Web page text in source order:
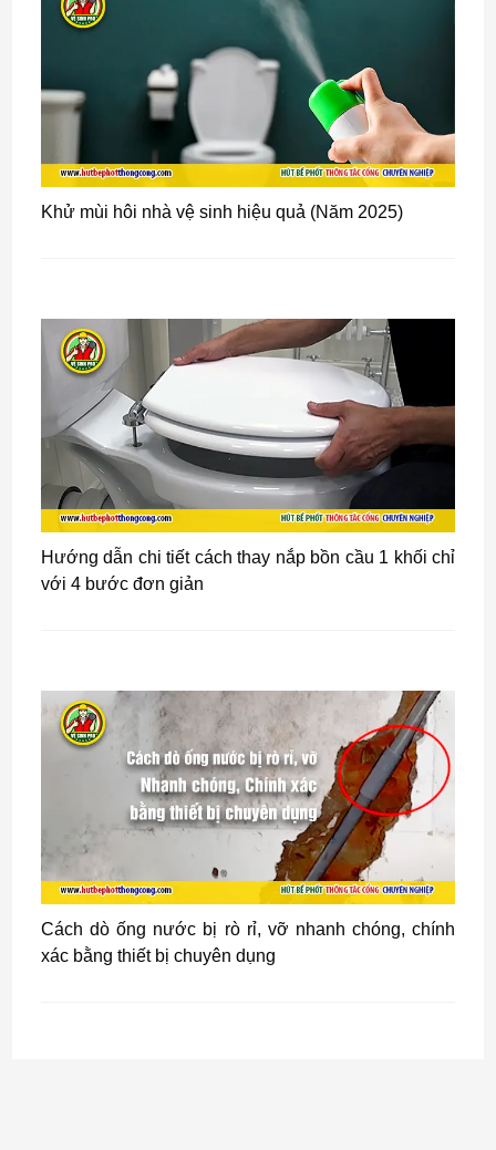
Khử mùi hôi nhà vệ sinh hiệu quả (Năm 2025)
Hướng dẫn chi tiết cách thay nắp bồn cầu 1 khối chỉ
với 4 bước đơn giản
Cách dò ống nước bị rò rỉ, vỡ nhanh chóng, chính
xác bằng thiết bị chuyên dụng